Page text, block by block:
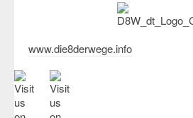
www.die8derwege.info